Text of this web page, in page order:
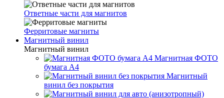
Ответные части для магнитов
Ферритовые магниты
Магнитный винил
Магнитный винил
Магнитная ФОТО
бумага А4
Магнитный
винил без покрытия